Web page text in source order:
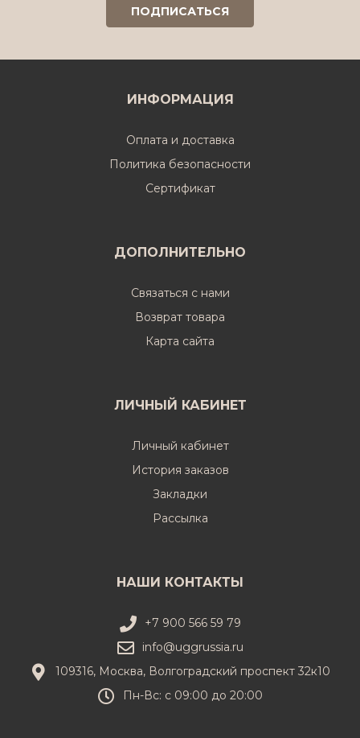
ИНФОРМАЦИЯ
Оплата и доставка
Политика безопасности
Cертификат
ДОПОЛНИТЕЛЬНО
Связаться с нами
Возврат товара
Карта сайта
ЛИЧНЫЙ КАБИНЕТ
Личный кабинет
История заказов
Закладки
Рассылка
НАШИ КОНТАКТЫ
+7 900 566 59 79
info@uggrussia.ru
109316, Москва, Волгоградский проспект 32к10
Пн-Вс: с 09:00 до 20:00